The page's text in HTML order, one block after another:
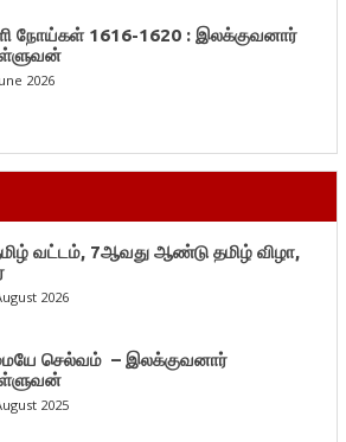
நோய்கள் 1616-1620 : இலக்குவனார்
2026
வட்டம், 7ஆவது ஆண்டு தமிழ் விழா,
2026
செல்வம் – இலக்குவனார்
2025